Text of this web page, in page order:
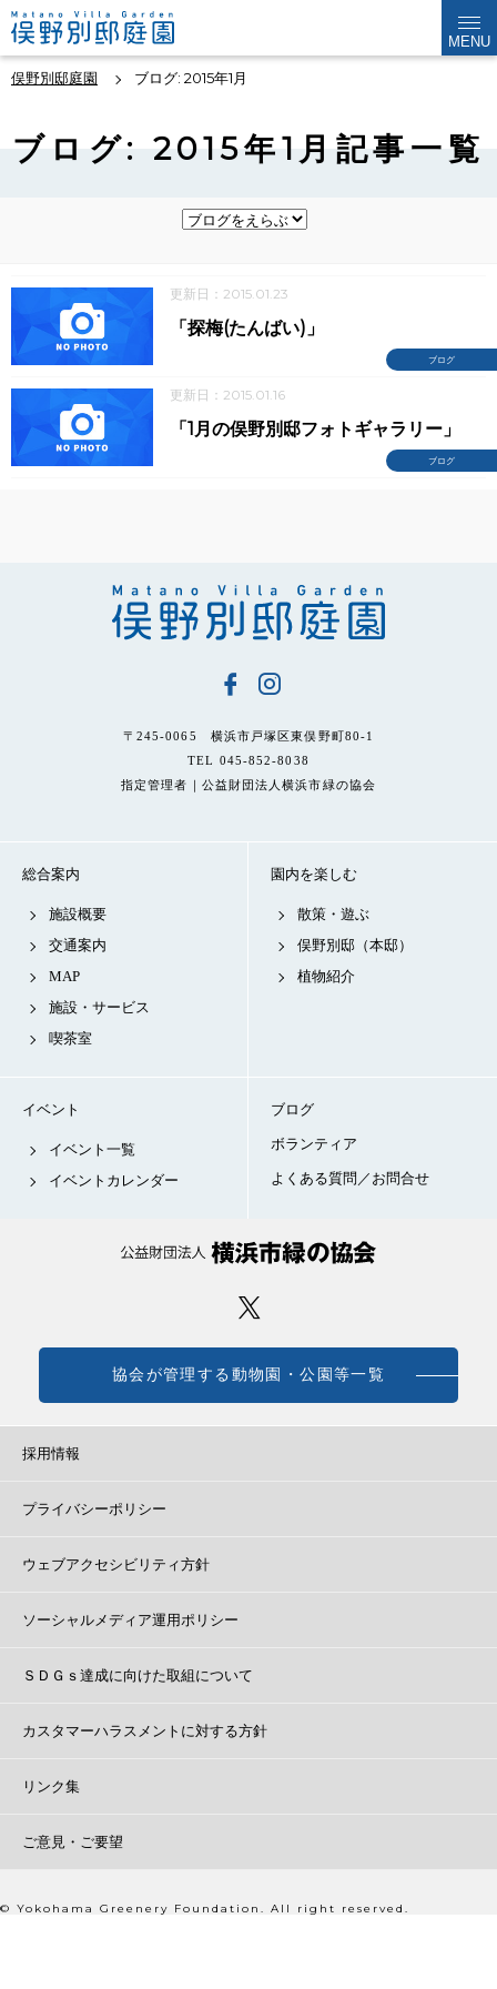
MENU
俣野別邸庭園 ブログ: 2015年1月
ブログ: 2015年1月記事一覧
更新日：2015.01.23
ブログ
「探梅(たんばい)」
更新日：2015.01.16
ブログ
「1月の俣野別邸フォトギャラリー」
〒245-0065 横浜市戸塚区東俣野町80-1
TEL 045-852-8038
指定管理者｜公益財団法人横浜市緑の協会
総合案内
施設概要
交通案内
MAP
施設・サービス
喫茶室
園内を楽しむ
散策・遊ぶ
俣野別邸（本邸）
植物紹介
イベント
イベント一覧
イベントカレンダー
ブログ
ボランティア
よくある質問／お問合せ
協会が管理する動物園・公園等一覧
採用情報
プライバシーポリシー
ウェブアクセシビリティ方針
ソーシャルメディア運用ポリシー
ＳＤＧｓ達成に向けた取組について
カスタマーハラスメントに対する方針
リンク集
ご意見・ご要望
© Yokohama Greenery Foundation. All right reserved.